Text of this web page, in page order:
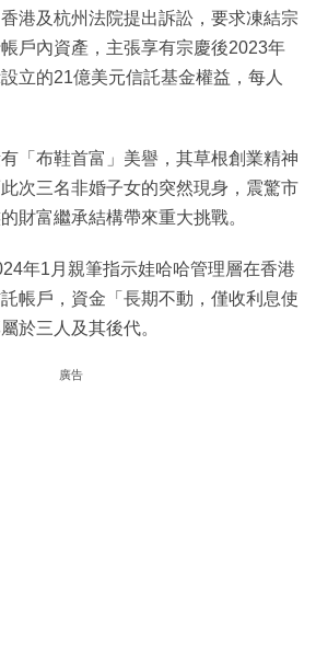
港及杭州法院提出訴訟，要求凍結宗
戶內資產，主張享有宗慶後2023年
立的21億美元信託基金權益，每人
「布鞋首富」美譽，其草根創業精神
次三名非婚子女的突然現身，震驚市
財富繼承結構帶來重大挑戰。
年1月親筆指示娃哈哈管理層在香港
帳戶，資金「長期不動，僅收利息使
於三人及其後代。
廣告